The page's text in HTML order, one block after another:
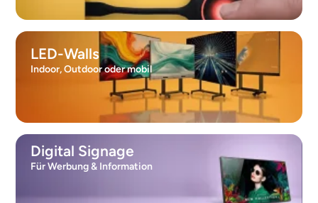
LED-Walls
Indoor, Outdoor oder mobil
Digital Signage
Für Werbung & Information